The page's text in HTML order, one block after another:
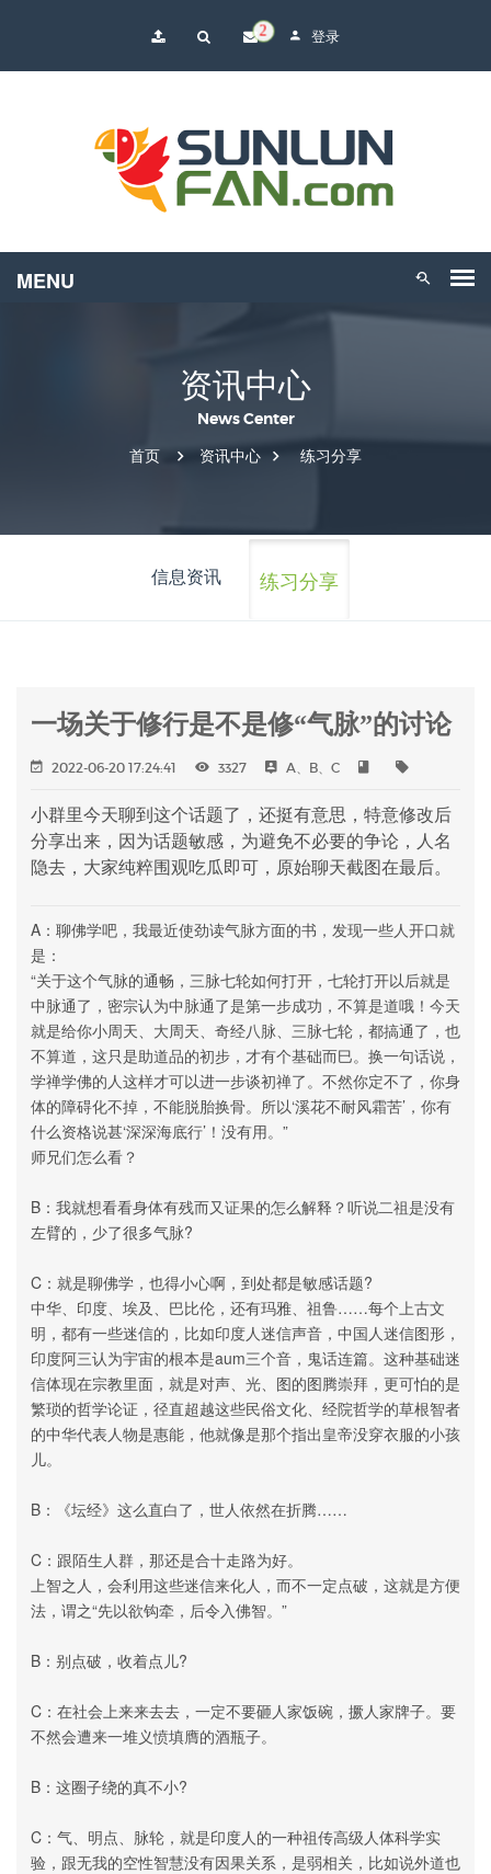
2 登录
资讯中心
News Center
首页
资讯中心 练习分享
信息资讯 练习分享
一场关于修行是不是修“气脉”的讨论
2022-06-20 17:24:41 3327 A、B、C
小群里今天聊到这个话题了，还挺有意思，特意修改后
分享出来，因为话题敏感，为避免不必要的争论，人名
隐去，大家纯粹围观吃瓜即可，原始聊天截图在最后。
A：聊佛学吧，我最近使劲读气脉方面的书，发现一些人开口就
是：
“关于这个气脉的通畅，三脉七轮如何打开，七轮打开以后就是
中脉通了，密宗认为中脉通了是第一步成功，不算是道哦！今天
就是给你小周天、大周天、奇经八脉、三脉七轮，都搞通了，也
不算道，这只是助道品的初步，才有个基础而巳。换一句话说，
学禅学佛的人这样才可以进一步谈初禅了。不然你定不了，你身
体的障碍化不掉，不能脱胎换骨。所以‘溪花不耐风霜苦’，你有
什么资格说甚‘深深海底行’！没有用。”
师兄们怎么看？
B：我就想看看身体有残而又证果的怎么解释？听说二祖是没有
左臂的，少了很多气脉?
C：就是聊佛学，也得小心啊，到处都是敏感话题?
中华、印度、埃及、巴比伦，还有玛雅、祖鲁……每个上古文
明，都有一些迷信的，比如印度人迷信声音，中国人迷信图形，
印度阿三认为宇宙的根本是aum三个音，鬼话连篇。这种基础迷
信体现在宗教里面，就是对声、光、图的图腾崇拜，更可怕的是
繁琐的哲学论证，径直超越这些民俗文化、经院哲学的草根智者
的中华代表人物是惠能，他就像是那个指出皇帝没穿衣服的小孩
儿。
B：《坛经》这么直白了，世人依然在折腾……
C：跟陌生人群，那还是合十走路为好。
上智之人，会利用这些迷信来化人，而不一定点破，这就是方便
法，谓之“先以欲钩牵，后令入佛智。”
B：别点破，收着点儿?
C：在社会上来来去去，一定不要砸人家饭碗，撅人家牌子。要
不然会遭来一堆义愤填膺的酒瓶子。
B：这圈子绕的真不小?
C：气、明点、脉轮，就是印度人的一种祖传高级人体科学实
验，跟无我的空性智慧没有因果关系，是弱相关，比如说外道也